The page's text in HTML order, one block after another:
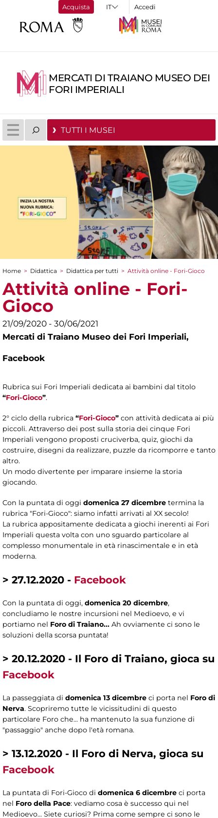
Acquista Accedi
MERCATI DI TRAIANO MUSEO DEI
FORI IMPERIALI
TUTTI I MUSEI
Tu sei qui
Home > Didattica > Didattica per tutti > Attività online - Fori-Gioco
Attività online - Fori-
Gioco
21/09/2020 - 30/06/2021
Mercati di Traiano Museo dei Fori Imperiali,
Facebook
Rubrica sui Fori Imperiali dedicata ai bambini dal titolo
“Fori-Gioco”.
2° ciclo della rubrica “Fori-Gioco” con attività dedicata ai più
piccoli. Attraverso dei post sulla storia dei cinque Fori
Imperiali vengono proposti cruciverba, quiz, giochi da
costruire, disegni da realizzare, puzzle da ricomporre e tanto
altro.
Un modo divertente per imparare insieme la storia
giocando.
Con la puntata di oggi domenica 27 dicembre termina la
rubrica "Fori-Gioco": siamo infatti arrivati al XX secolo!
La rubrica appositamente dedicata a giochi inerenti ai Fori
Imperiali questa volta con uno sguardo particolare al
complesso monumentale in età rinascimentale e in età
moderna.
> 27.12.2020 - Facebook
Con la puntata di oggi, domenica 20 dicembre,
concludiamo le nostre incursioni nel Medioevo, e vi
portiamo nel Foro di Traiano... Ah ovviamente ci sono le
soluzioni della scorsa puntata!
> 20.12.2020 - Il Foro di Traiano, gioca su
Facebook
La passeggiata di domenica 13 dicembre ci porta nel Foro di
Nerva. Scopriremo tutte le vicissitudini di questo
particolare Foro che... ha mantenuto la sua funzione di
"passaggio" anche dopo l'età romana.
> 13.12.2020 - Il Foro di Nerva, gioca su
Facebook
La puntata di Fori-Gioco di domenica 6 dicembre ci porta
nel Foro della Pace: vediamo cosa è successo qui nel
Medioevo... Siete curiosi? Prima come sempre ci sono le